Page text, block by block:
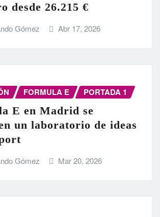
desde 26.215 €
Gómez Abr 17, 2026
FORMULA E PORTADA 1
E en Madrid se
un laboratorio de ideas
Gómez Mar 20, 2026